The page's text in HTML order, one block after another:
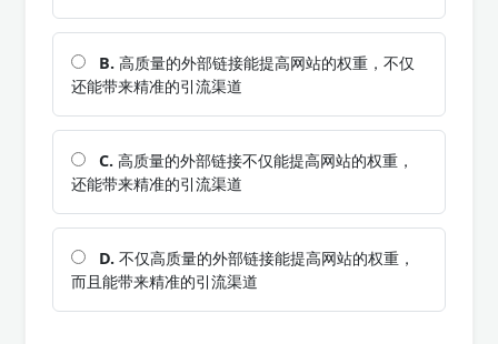
B. 高质量的外部链接能提高网站的权重，不仅
还能带来精准的引流渠道
C. 高质量的外部链接不仅能提高网站的权重，
还能带来精准的引流渠道
D. 不仅高质量的外部链接能提高网站的权重，
而且能带来精准的引流渠道